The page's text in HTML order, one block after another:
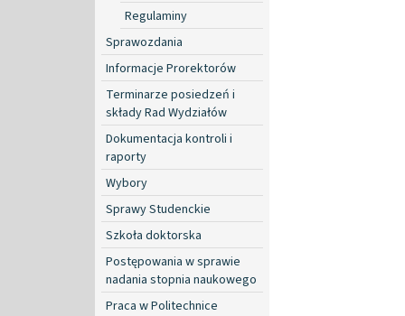
Regulaminy
Sprawozdania
Informacje Prorektorów
Terminarze posiedzeń i
składy Rad Wydziałów
Dokumentacja kontroli i
raporty
Wybory
Sprawy Studenckie
Szkoła doktorska
Postępowania w sprawie
nadania stopnia naukowego
Praca w Politechnice